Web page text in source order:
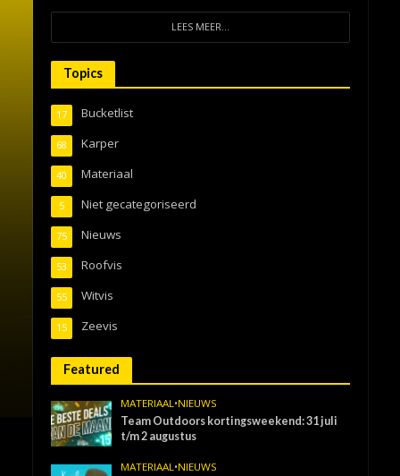
LEES MEER...
Topics
Bucketlist
17
Karper
68
Materiaal
40
Niet gecategoriseerd
5
Nieuws
75
Roofvis
53
Witvis
55
Zeevis
15
Featured
MATERIAAL •NIEUWS
Team Outdoors kortingsweekend: 31 juli
t/m 2 augustus
MATERIAAL •NIEUWS